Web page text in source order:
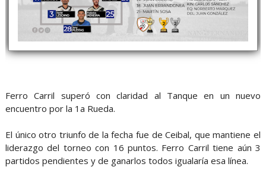
Ferro Carril superó con claridad al Tanque en un nuevo
encuentro por la 1a Rueda.
El único otro triunfo de la fecha fue de Ceibal, que mantiene el
liderazgo del torneo con 16 puntos. Ferro Carril tiene aún 3
partidos pendientes y de ganarlos todos igualaría esa línea.